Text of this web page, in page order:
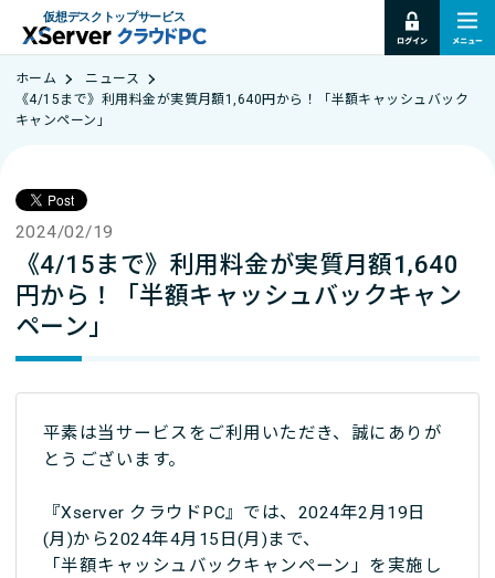
仮想デスクトップサービス
ホーム
ニュース
《4/15まで》利用料金が実質月額1,640円から！「半額キャッシュバック
キャンペーン」
2024/02/19
《4/15まで》利用料金が実質月額1,640
円から！「半額キャッシュバックキャン
ペーン」
平素は当サービスをご利用いただき、誠にありが
とうございます。
『Xserver クラウドPC』では、2024年2月19日
(月)から2024年4月15日(月)まで、
「半額キャッシュバックキャンペーン」を実施し